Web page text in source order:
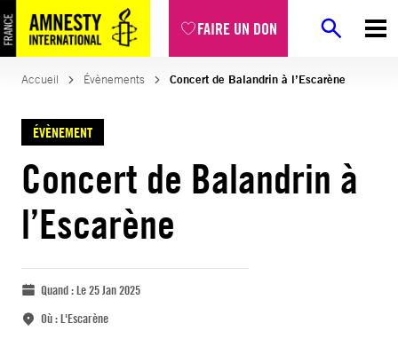
FAIRE UN DON
Accueil Évènements Concert de Balandrin à l’Escarène
ÉVÈNEMENT
Concert de Balandrin à
l’Escarène
Quand :Le 25 Jan 2025
Où :L'Escarène